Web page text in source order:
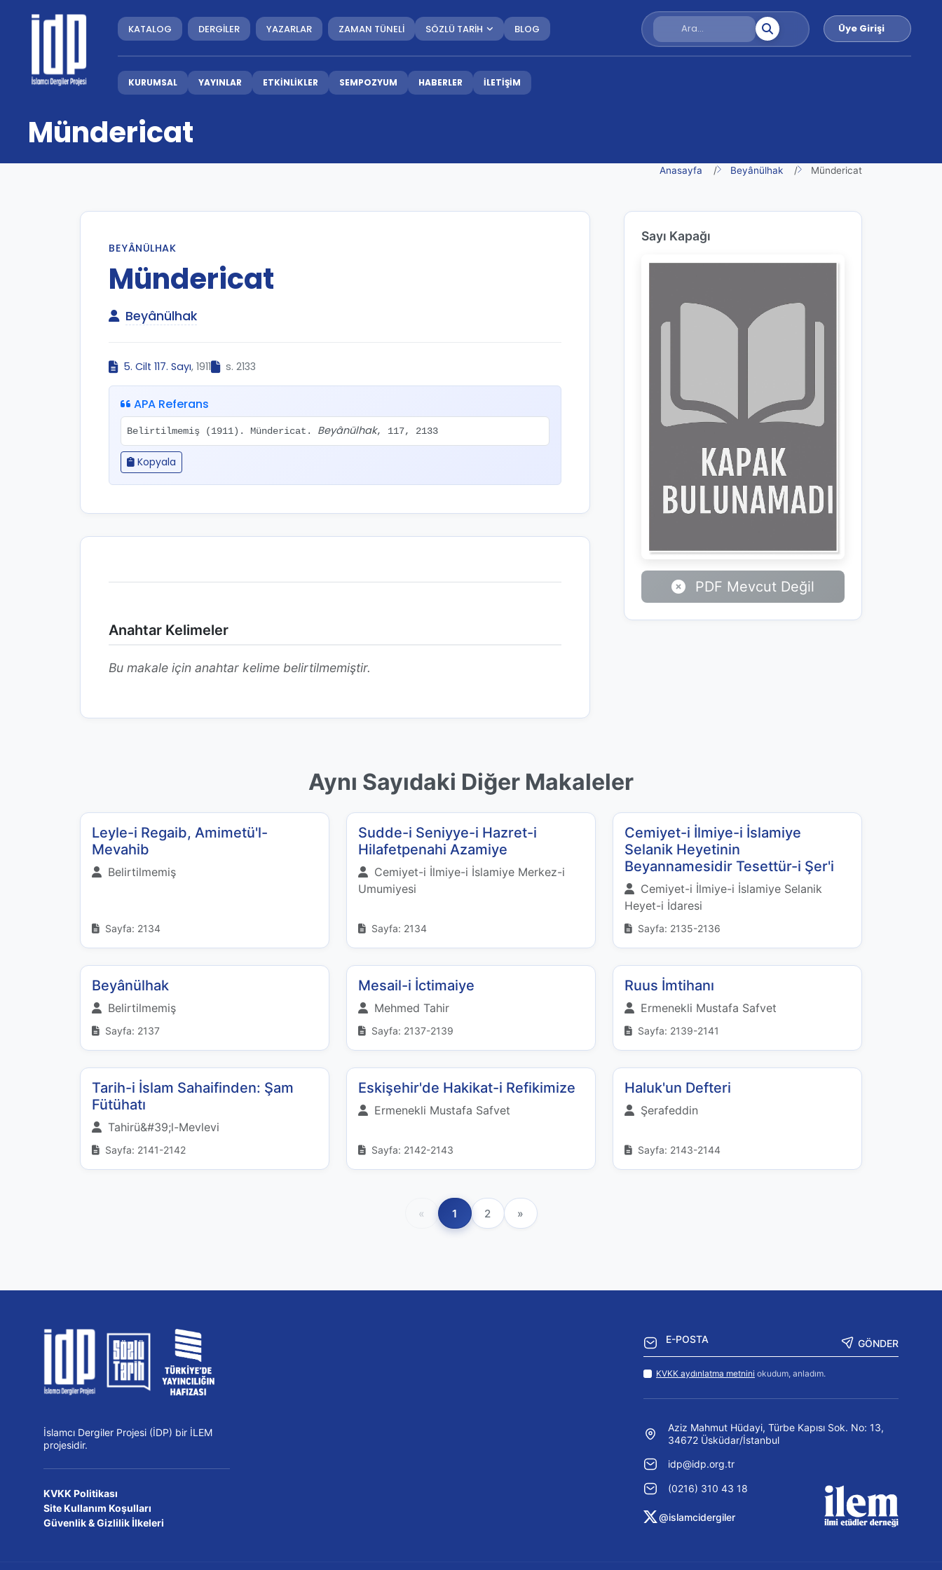
KATALOG DERGİLER YAZARLAR ZAMAN TÜNELİ SÖZLÜ TARİH BLOG Üye Girişi
KURUMSAL YAYINLAR ETKİNLİKLER SEMPOZYUM HABERLER İLETİŞİM
Mündericat
Anasayfa Beyânülhak Mündericat
BEYÂNÜLHAK
Mündericat
Beyânülhak
5. Cilt 117. Sayı, 1911 s. 2133
APA Referans
Belirtilmemiş (1911). Mündericat. Beyânülhak, 117, 2133
Kopyala
Anahtar Kelimeler
Bu makale için anahtar kelime belirtilmemiştir.
Sayı Kapağı
PDF Mevcut Değil
Aynı Sayıdaki Diğer Makaleler
Leyle-i Regaib, Amimetü'l-
Mevahib
Belirtilmemiş
Sayfa: 2134
Sudde-i Seniyye-i Hazret-i
Hilafetpenahi Azamiye
Cemiyet-i İlmiye-i İslamiye Merkez-i
Umumiyesi
Sayfa: 2134
Cemiyet-i İlmiye-i İslamiye
Selanik Heyetinin
Beyannamesidir Tesettür-i Şer'i
Cemiyet-i İlmiye-i İslamiye Selanik
Heyet-i İdaresi
Sayfa: 2135-2136
Beyânülhak
Belirtilmemiş
Sayfa: 2137
Mesail-i İctimaiye
Mehmed Tahir
Sayfa: 2137-2139
Ruus İmtihanı
Ermenekli Mustafa Safvet
Sayfa: 2139-2141
Tarih-i İslam Sahaifinden: Şam
Fütühatı
Tahirü&#39;l-Mevlevi
Sayfa: 2141-2142
Eskişehir'de Hakikat-i Refikimize
Ermenekli Mustafa Safvet
Sayfa: 2142-2143
Haluk'un Defteri
Şerafeddin
Sayfa: 2143-2144
« 1 2 »
İslamcı Dergiler Projesi (İDP) bir İLEM
projesidir.
KVKK Politikası
Site Kullanım Koşulları
Güvenlik & Gizlilik İlkeleri
GÖNDER
KVKK aydınlatma metnini okudum, anladım.
Aziz Mahmut Hüdayi, Türbe Kapısı Sok. No: 13,
34672 Üsküdar/İstanbul
idp@idp.org.tr
(0216) 310 43 18
@islamcidergiler